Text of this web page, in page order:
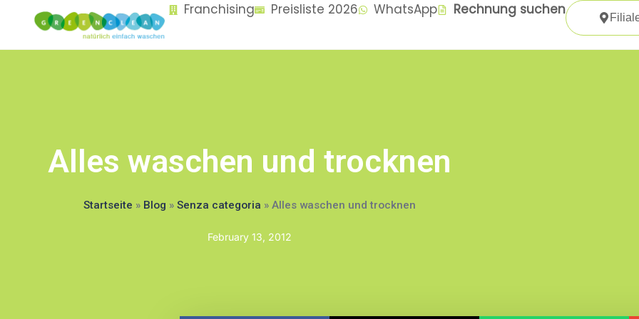
content Franchising Preisliste 2026 WhatsApp Rechnung suchen
Alles waschen und trocknen
Startseite » Blog » Senza categoria » Alles waschen und trocknen
February 13, 2012